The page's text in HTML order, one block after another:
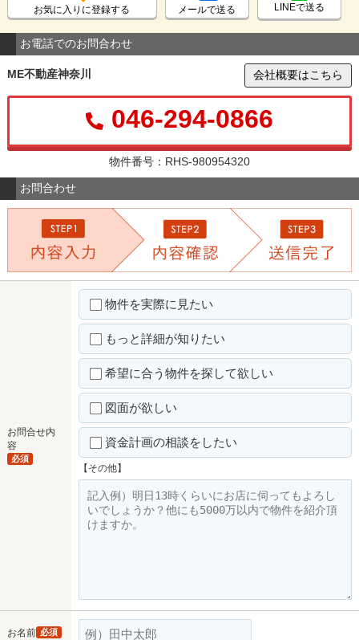
お気に入りに登録する メールで送る LINEで送る
お電話でのお問合わせ
ME不動産神奈川 会社概要はこちら
046-294-0866
物件番号：RHS-980954320
お問合わせ
お問合せ内
容
必須
物件を実際に見たい
もっと詳細が知りたい
希望に合う物件を探して欲しい
図面が欲しい
資金計画の相談をしたい
【その他】
お名前 必須